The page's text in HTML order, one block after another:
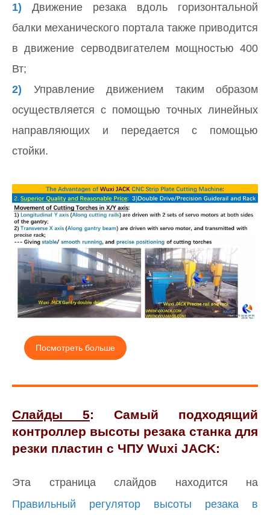
1) Движение резака вдоль горизонтальной
балки механического портала также приводится
в движение серводвигателем мощностью 400
Вт;
2) Управление движением таким образом
осуществляется с помощью точных линейных
направляющих и передается с помощью
стойки.
Посмотреть больше
Слайды 5: Самый подходящий
контроллер высоты резака станка для
резки пластин с ЧПУ Wuxi JACK:
Эта страница слайдов находится на
Правильный регулятор высоты резака в